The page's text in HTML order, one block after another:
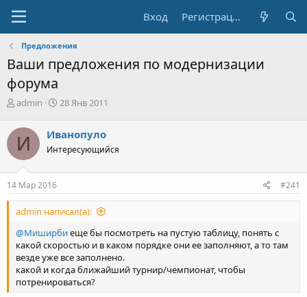
Вход Регистрация
Предложения
Ваши предложения по модернизации
форума
А
т
о
р
т
е
м
admin
Д
а
н
ч
а
28 Янв 2011
И Иванопуло
Интересующийся
14 Мар 2016 #241
admin написал(а):
@Миширбиеще бы посмотреть на пустую таблицу, понять с
какой скоростью и в каком порядке они ее заполняют, а то там
везде уже все заполнено.
какой и когда ближайший турнир/чемпионат, чтобы
потренироваться?